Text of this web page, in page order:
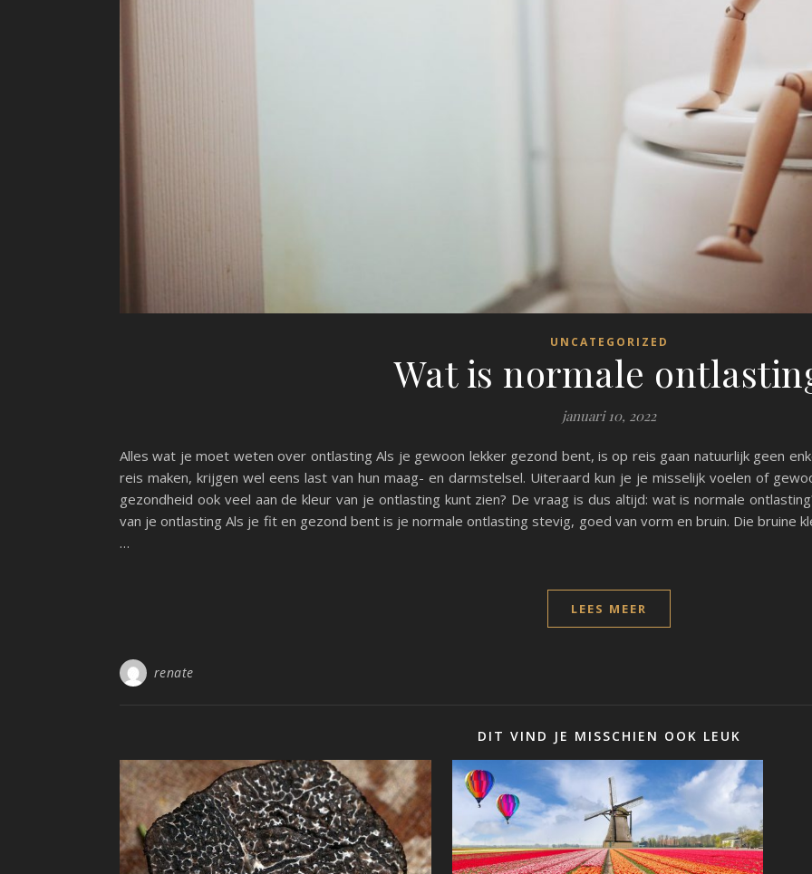
UNCATEGORIZED
Wat is normale
januari 10, 2022
Alles wat je moet weten over ontlasting Als je gewoon lekker gezond bent, is op reis gaan natuurlijk geen
reis maken, krijgen wel eens last van hun maag- en darmstelsel. Uiteraard kun je je misselijk voelen of
gezondheid ook veel aan de kleur van je ontlasting kunt zien? De vraag is dus altijd: wat is normale
van je ontlasting Als je fit en gezond bent is je normale ontlasting stevig, goed van vorm en bruin. Die bruine
…
LEES MEER
renate
DIT VIND JE MISSCHIEN OOK LEUK